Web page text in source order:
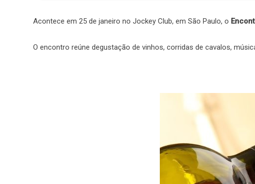
Acontece em 25 de janeiro no Jockey Club, em São Paulo, o
O encontro reúne degustação de vinhos, corridas de cavalos,